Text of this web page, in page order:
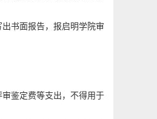
书面报告，报启明学院审
鉴定费等支出，不得用于